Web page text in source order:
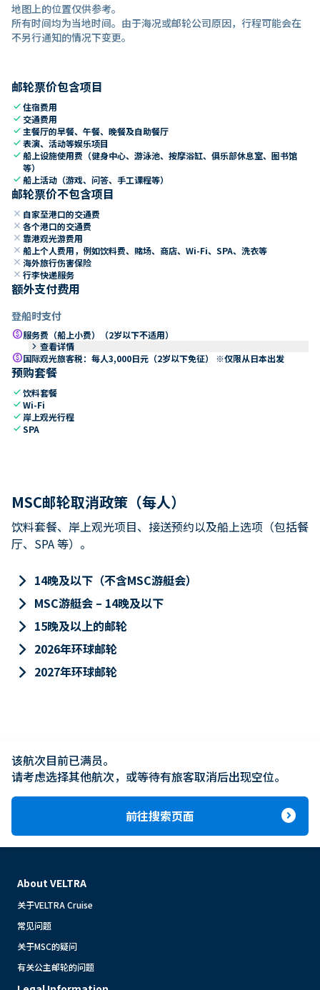
地图上的位置仅供参考。
所有时间均为当地时间。由于海况或邮轮公司原因，行程可能会在
不另行通知的情况下变更。
邮轮票价包含项目
check住宿费用
check 交通费用
check 主餐厅的早餐、午餐、晚餐及自助餐厅
check表演、活动等娱乐项目
check船上设施使用费（健身中心、游泳池、按摩浴缸、俱乐部休息室、图书馆
等）
check船上活动（游戏、问答、手工课程等）
邮轮票价不包含项目
close 自家至港口的交通费
close 各个港口的交通费
close 靠港观光游费用
close 船上个人费用，例如饮料费、赌场、商店、Wi-Fi、SPA、洗衣等
close 海外旅行伤害保险
close 行李快递服务
额外支付费用
登船时支付
paid服务费（船上小费）（2岁以下不适用）
keyboard_arrow_right 查看详情
paid国际观光旅客税：每人3,000日元（2岁以下免征） ※仅限从日本出发
预购套餐
check饮料套餐
checkWi-Fi
check 岸上观光行程
checkSPA
MSC邮轮取消政策（每人）
饮料套餐、岸上观光项目、接送预约以及船上选项（包括餐
厅、SPA 等）。
keyboard_arrow_right 14晚及以下（不含MSC游艇会）
keyboard_arrow_right MSC游艇会 – 14晚及以下
keyboard_arrow_right 15晚及以上的邮轮
keyboard_arrow_right 2026年环球邮轮
keyboard_arrow_right 2027年环球邮轮
该航次目前已满员。
请考虑选择其他航次，或等待有旅客取消后出现空位。
前往搜索页面 expand_circle_right
About VELTRA
关于VELTRA Cruise
常见问题
关于MSC的疑问
有关公主邮轮的问题